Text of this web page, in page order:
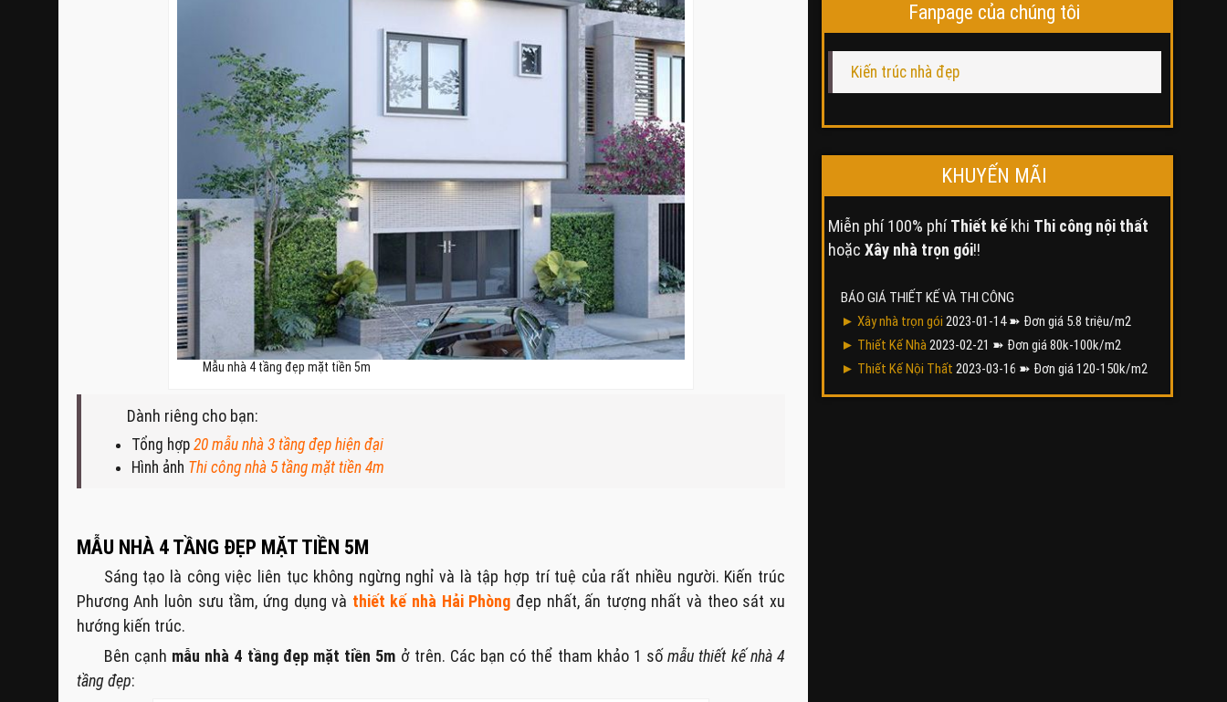
Mẫu nhà 4 tầng đẹp mặt tiền 5m
Dành riêng cho bạn:
Tổng hợp 20 mẫu nhà 3 tầng đẹp hiện đại
Hình ảnh Thi công nhà 5 tầng mặt tiền 4m
MẪU NHÀ 4 TẦNG ĐẸP MẶT TIỀN 5M
Sáng tạo là công việc liên tục không ngừng nghỉ và là tập hợp trí tuệ của rất nhiều người. Kiến trúc
Phương Anh luôn sưu tầm, ứng dụng và thiết kế nhà Hải Phòng đẹp nhất, ấn tượng nhất và theo sát xu
hướng kiến trúc.
Bên cạnh mẫu nhà 4 tầng đẹp mặt tiền 5m ở trên. Các bạn có thể tham khảo 1 sốmẫu thiết kế nhà 4
tầng đẹp:
Fanpage của chúng tôi
Kiến trúc nhà đẹp
KHUYẾN MÃI
Miễn phí 100% phíThiết kếkhi Thi công nội thất
hoặc Xây nhà trọn gói!!
BÁO GIÁ THIẾT KẾ VÀ THI CÔNG
► Xây nhà trọn gói 2023-01-14 ➽ Đơn giá 5.8 triệu/m2
► Thiết Kế Nhà2023-02-21 ➽ Đơn giá 80k-100k/m2
► Thiết Kế Nội Thất 2023-03-16 ➽ Đơn giá 120-150k/m2